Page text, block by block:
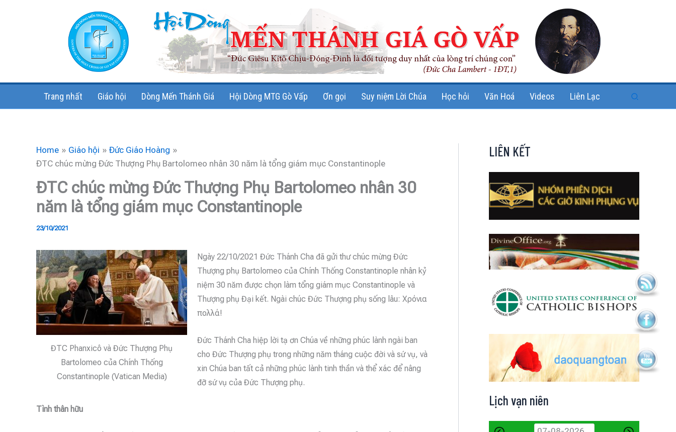
Trang nhất Giáo hội Dòng Mến Thánh Giá Hội Dòng MTG Gò Vấp Ơn gọi Suy niệm Lời Chúa Học hỏi Văn Hoá Videos Liên Lạc Search
Home Giáo hội
Đức Giáo Hoàng
ĐTC chúc mừng Đức Thượng Phụ Bartolomeo nhân 30 năm là tổng giám mục Constantinople
ĐTC chúc mừng Đức Thượng Phụ Bartolomeo nhân 30
năm là tổng giám mục Constantinople
23/10/2021
ĐTC Phanxicô và Đức Thượng Phụ
Bartolomeo của Chính Thống
Constantinople (Vatican Media)
Ngày 22/10/2021 Đức Thánh Cha đã gửi thư chúc mừng Đức
Thượng phụ Bartolomeo của Chính Thống Constantinople nhân kỷ
niệm 30 năm được chọn làm tổng giám mục Constantinople và
Thượng phụ Đại kết. Ngài chúc Đức Thượng phụ sống lâu: Χρόνια
πολλά!
Đức Thánh Cha hiệp lời tạ ơn Chúa về những phúc lành ngài ban
cho Đức Thượng phụ trong những năm tháng cuộc đời và sứ vụ, và
xin Chúa ban tất cả những phúc lành tinh thần và thể xác để nâng
đỡ sứ vụ của Đức Thượng phụ.
Tình thân hữu
LIÊN KẾT
Lịch vạn niên